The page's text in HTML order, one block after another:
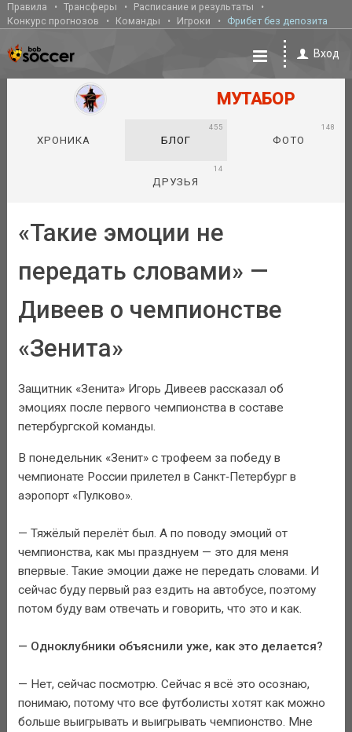
Правила Трансферы
Расписание и результаты
Конкурс прогнозов
Команды Игроки Фрибет без депозита
Вход
МУТАБОР
ХРОНИКА БЛОГ
455
ФОТО
148
ДРУЗЬЯ
14
«Такие эмоции не
передать словами» —
Дивеев о чемпионстве
«Зенита»
Защитник «Зенита» Игорь Дивеев рассказал об
эмоциях после первого чемпионства в составе
петербургской команды.
В понедельник «Зенит» с трофеем за победу в
чемпионате России прилетел в Санкт‑Петербург в
аэропорт «Пулково».
— Тяжёлый перелёт был. А по поводу эмоций от
чемпионства, как мы празднуем — это для меня
впервые. Такие эмоции даже не передать словами. И
сейчас буду первый раз ездить на автобусе, поэтому
потом буду вам отвечать и говорить, что это и как.
— Одноклубники объяснили уже, как это делается?
— Нет, сейчас посмотрю. Сейчас я всё это осознаю,
понимаю, потому что все футболисты хотят как можно
больше выигрывать и выигрывать чемпионство. Мне